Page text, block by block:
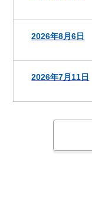
2026年8月6日
2026年7月11日